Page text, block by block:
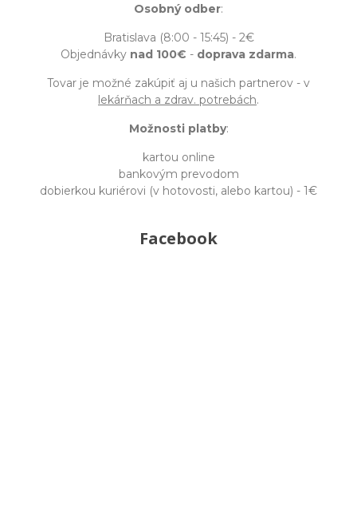
Osobný odber:
Bratislava (8:00 - 15:45) - 2€
Objednávky nad 100€ - doprava zdarma.
Tovar je možné zakúpiť aj u našich partnerov - v
lekárňach a zdrav. potrebách.
Možnosti platby:
kartou online
bankovým prevodom
dobierkou kuriérovi (v hotovosti, alebo kartou) - 1€
Facebook